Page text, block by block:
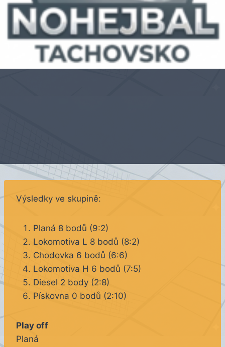
Výsledky ve skupině:
Planá 8 bodů (9:2)
Lokomotiva L 8 bodů (8:2)
Chodovka 6 bodů (6:6)
Lokomotiva H 6 bodů (7:5)
Diesel 2 body (2:8)
Pískovna 0 bodů (2:10)
Play off
Planá